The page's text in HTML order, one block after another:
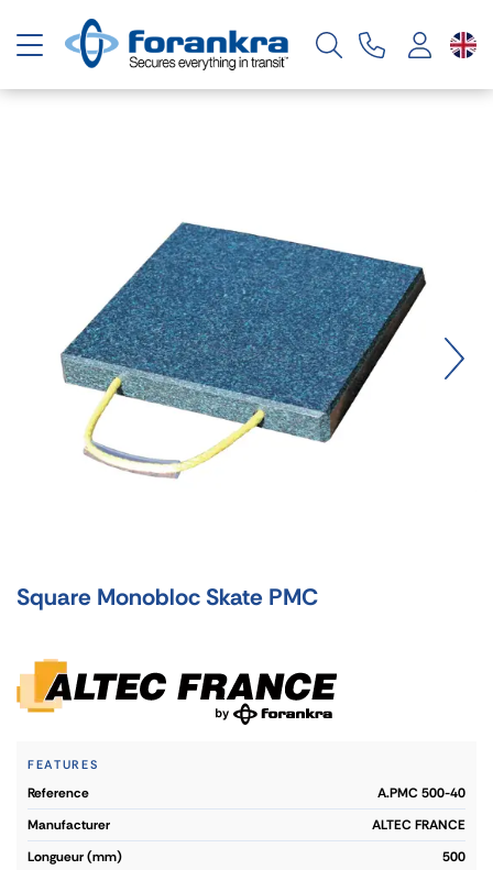
Toggle navigation
Square Monobloc Skate PMC
FEATURES
reference
A.PMC 500-40
manufacturer
ALTEC FRANCE
longueur (mm)
500